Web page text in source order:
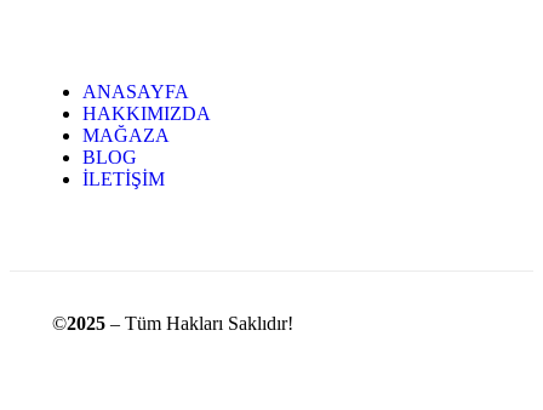
ANASAYFA
HAKKIMIZDA
MAĞAZA
BLOG
İLETİŞİM
©2025 – Tüm Hakları Saklıdır!